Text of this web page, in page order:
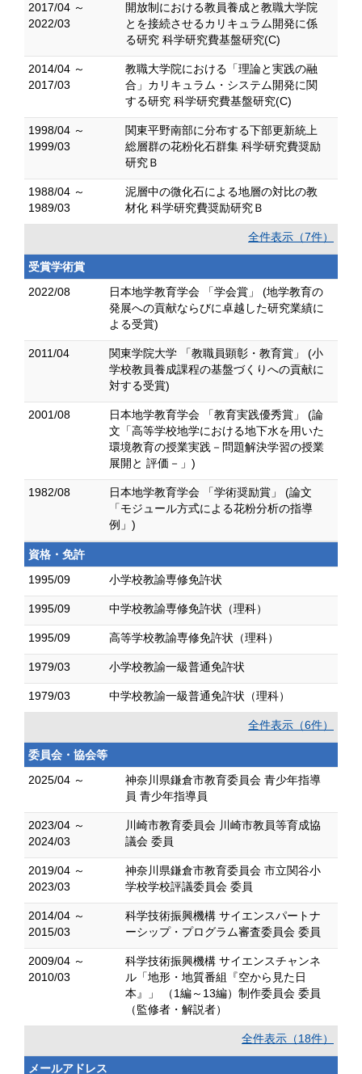
2017/04 ～
2022/03
開放制における教員養成と教職大学院
とを接続させるカリキュラム開発に係
る研究 科学研究費基盤研究(C)
2014/04 ～
2017/03
教職大学院における「理論と実践の融
合」カリキュラム・システム開発に関
する研究 科学研究費基盤研究(C)
1998/04 ～
1999/03
関東平野南部に分布する下部更新統上
総層群の花粉化石群集 科学研究費奨励
研究Ｂ
1988/04 ～
1989/03
泥層中の微化石による地層の対比の教
材化 科学研究費奨励研究Ｂ
全件表示（7件）
受賞学術賞
2022/08
日本地学教育学会 「学会賞」 (地学教育の
発展への貢献ならびに卓越した研究業績に
よる受賞)
2011/04
関東学院大学 「教職員顕彰・教育賞」 (小
学校教員養成課程の基盤づくりへの貢献に
対する受賞)
2001/08
日本地学教育学会 「教育実践優秀賞」 (論
文「高等学校地学における地下水を用いた
環境教育の授業実践－問題解決学習の授業
展開と 評価－」)
1982/08
日本地学教育学会 「学術奨励賞」 (論文
「モジュール方式による花粉分析の指導
例」)
資格・免許
1995/09
小学校教諭専修免許状
1995/09 中学校教諭専修免許状（理科）
1995/09 高等学校教諭専修免許状（理科）
1979/03 小学校教諭一級普通免許状
1979/03 中学校教諭一級普通免許状（理科）
全件表示（6件）
委員会・協会等
2025/04 ～
神奈川県鎌倉市教育委員会 青少年指導
員 青少年指導員
2023/04 ～
2024/03
川崎市教育委員会 川崎市教員等育成協
議会 委員
2019/04 ～
2023/03
神奈川県鎌倉市教育委員会 市立関谷小
学校学校評議委員会 委員
2014/04 ～
2015/03
科学技術振興機構 サイエンスパートナ
ーシップ・プログラム審査委員会 委員
2009/04 ～
2010/03
科学技術振興機構 サイエンスチャンネ
ル「地形・地質番組『空から見た日
本』」 （1編～13編）制作委員会 委員
（監修者・解説者）
全件表示（18件）
メールアドレス